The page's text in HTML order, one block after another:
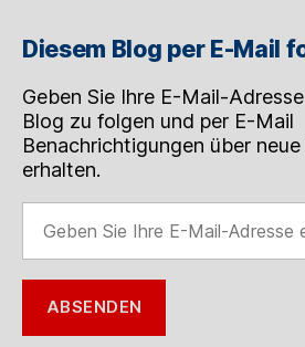
Diesem Blog per E-Mail
Geben Sie Ihre E-Mail-
Blog zu folgen und per E-Mail
Benachrichtigungen über
erhalten.
Sie
Ihre
E-
Mail-
Adresse
ABSENDEN